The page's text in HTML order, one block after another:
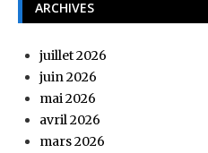
ARCHIVES
juillet 2026
juin 2026
mai 2026
avril 2026
mars 2026